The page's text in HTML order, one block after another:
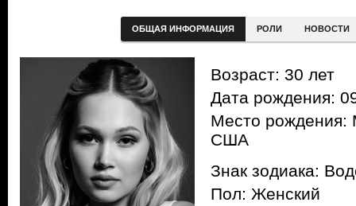
ОБЩАЯ ИНФОРМАЦИЯ РОЛИ НОВОСТИ
Возраст: 30 лет
Дата рождения:
Место рождения:
США
Знак зодиака:
Пол: Женский